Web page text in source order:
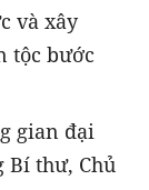
và xây
tộc bước
gian đại
Bí thư, Chủ